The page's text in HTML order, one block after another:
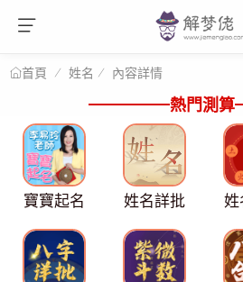
首頁 姓名 內容詳情
熱門測算
寶寶起名 姓名詳批 姓